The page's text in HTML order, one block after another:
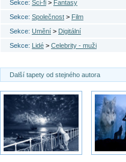
Sekce: Sci-fi > Fantasy
Sekce: Společnost > Film
Sekce: Umění > Digitální
Sekce: Lidé > Celebrity - muži
Další tapety od stejného autora